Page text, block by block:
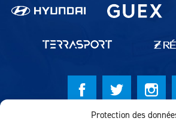
Protection des